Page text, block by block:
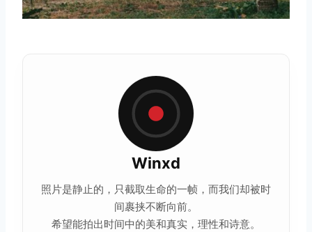
Winxd
照片是静止的，只截取生命的一帧，而我们却被时
间裹挟不断向前。
希望能拍出时间中的美和真实，理性和诗意。